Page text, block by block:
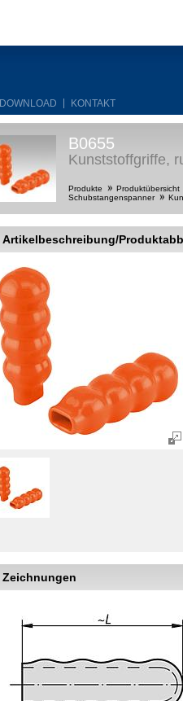
DOWNLOAD KONTAKT
B0655
Kunststoffgriffe,
Produkte
Produktübersicht
Schubstangenspanner
Artikelbeschreibung/
Zeichnungen